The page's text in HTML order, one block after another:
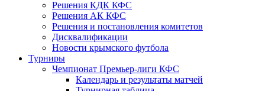
Решения КДК КФС
Решения АК КФС
Решения и постановления комитетов
Дисквалификации
Новости крымского футбола
Турниры
Чемпионат Премьер-лиги КФС
Календарь и результаты матчей